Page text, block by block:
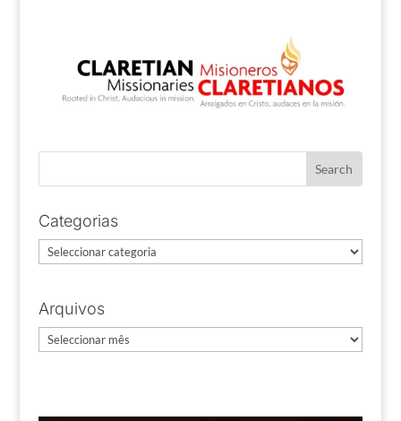
Categorias
Categorias
Arquivos
Arquivos